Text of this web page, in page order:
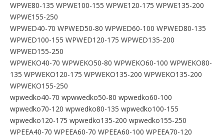
WPWE80-135 WPWE100-155 WPWE120-175 WPWE135-200
WPWE155-250
WPWED40-70 WPWED50-80 WPWED60-100 WPWED80-135
WPWED100-155 WPWED120-175 WPWED135-200
WPWED155-250
WPWEKO40-70 WPWEKO50-80 WPWEKO60-100 WPWEKO80-
135 WPWEKO120-175 WPWEKO135-200 WPWEKO135-200
WPWEKO155-250
wpwedko40-70 wpwwedko50-80 wpwedko60-100
wpwedko70-120 wpwedko80-135 wpwedko100-155
wpwedko120-175 wpwedko135-200 wpwedko155-250
WPEEA40-70 WPEEA60-70 WPEEA60-100 WPEEA70-120